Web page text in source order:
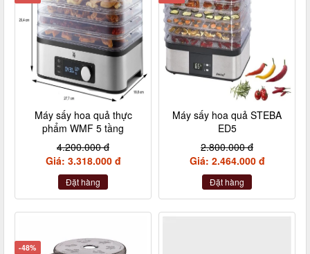
Máy sấy hoa quả thực
phẩm WMF 5 tầng
4.200.000 đ
Giá: 3.318.000 đ
Đặt hàng
Máy sấy hoa quả STEBA
ED5
2.800.000 đ
Giá: 2.464.000 đ
Đặt hàng
-48%